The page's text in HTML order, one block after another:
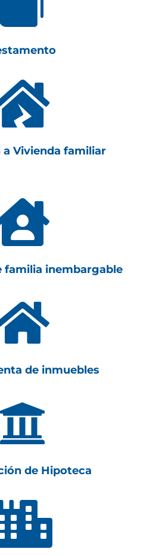
Vivienda familiar
familia inembargable
de inmuebles

de Hipoteca